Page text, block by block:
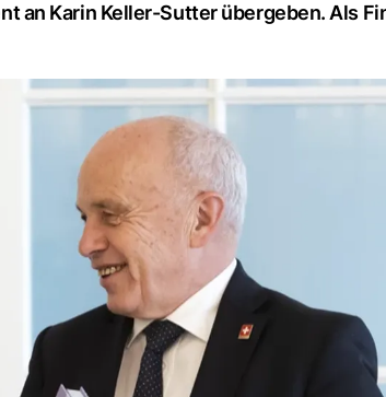
an Karin Keller-Sutter übergeben. Als